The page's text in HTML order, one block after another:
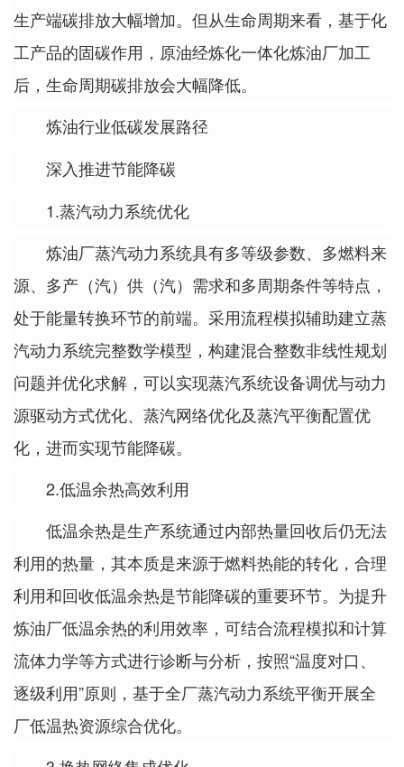
生产端碳排放大幅增加。但从生命周期来看，基于化
工产品的固碳作用，原油经炼化一体化炼油厂加工
后，生命周期碳排放会大幅降低。
炼油行业低碳发展路径
深入推进节能降碳
1.蒸汽动力系统优化
炼油厂蒸汽动力系统具有多等级参数、多燃料来
源、多产（汽）供（汽）需求和多周期条件等特点，
处于能量转换环节的前端。采用流程模拟辅助建立蒸
汽动力系统完整数学模型，构建混合整数非线性规划
问题并优化求解，可以实现蒸汽系统设备调优与动力
源驱动方式优化、蒸汽网络优化及蒸汽平衡配置优
化，进而实现节能降碳。
2.低温余热高效利用
低温余热是生产系统通过内部热量回收后仍无法
利用的热量，其本质是来源于燃料热能的转化，合理
利用和回收低温余热是节能降碳的重要环节。为提升
炼油厂低温余热的利用效率，可结合流程模拟和计算
流体力学等方式进行诊断与分析，按照“温度对口、
逐级利用”原则，基于全厂蒸汽动力系统平衡开展全
厂低温热资源综合优化。